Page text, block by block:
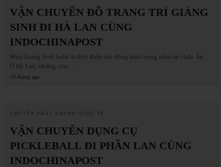
VẬN CHUYỂN ĐỒ TRANG TRÍ GIÁNG
SINH ĐI HÀ LAN CÙNG
INDOCHINAPOST
Mùa Giáng Sinh luôn là thời điểm sôi động nhất trong năm tại châu Âu.
Ở Hà Lan, những con…
10 tháng ago
CHUYỂN PHÁT NHANH QUỐC TẾ
VẬN CHUYỂN DỤNG CỤ
PICKLEBALL ĐI PHẦN LAN CÙNG
INDOCHINAPOST